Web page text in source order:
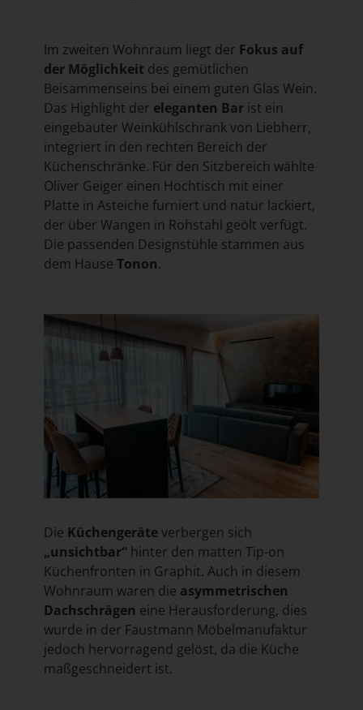
Im zweiten Wohnraum liegt der Fokus auf
der Möglichkeit des gemütlichen
Beisammenseins bei einem guten Glas Wein.
Das Highlight der eleganten Barist ein
eingebauter Weinkühlschrank von Liebherr,
integriert in den rechten Bereich der
Küchenschränke. Für den Sitzbereich wählte
Oliver Geiger einen Hochtisch mit einer
Platte in Asteiche furniert und natur lackiert,
der über Wangen in Rohstahl geölt verfügt.
Die passenden Designstühle stammen aus
dem Hause Tonon.
Die Küchengeräteverbergen sich
„unsichtbar“hinter den matten Tip-on
Küchenfronten in Graphit. Auch in diesem
Wohnraum waren die asymmetrischen
Dachschrägen eine Herausforderung, dies
wurde in der Faustmann Möbelmanufaktur
jedoch hervorragend gelöst, da die Küche
maßgeschneidert ist.